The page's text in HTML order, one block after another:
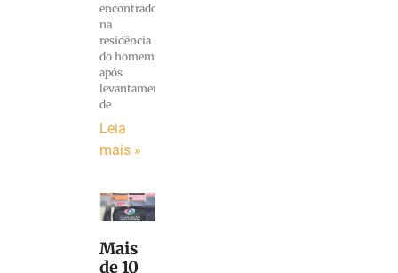
encontrado
na
residência
do homem
após
levantamento
de
Leia
mais »
Mais
de 10